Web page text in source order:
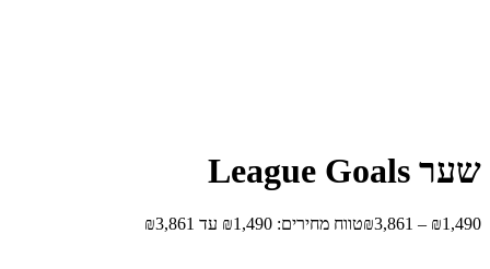
שער League Goals
₪1,490
–
₪3,861 טווח מחירים: ⁦₪1,490⁩ עד ⁦₪3,861⁩